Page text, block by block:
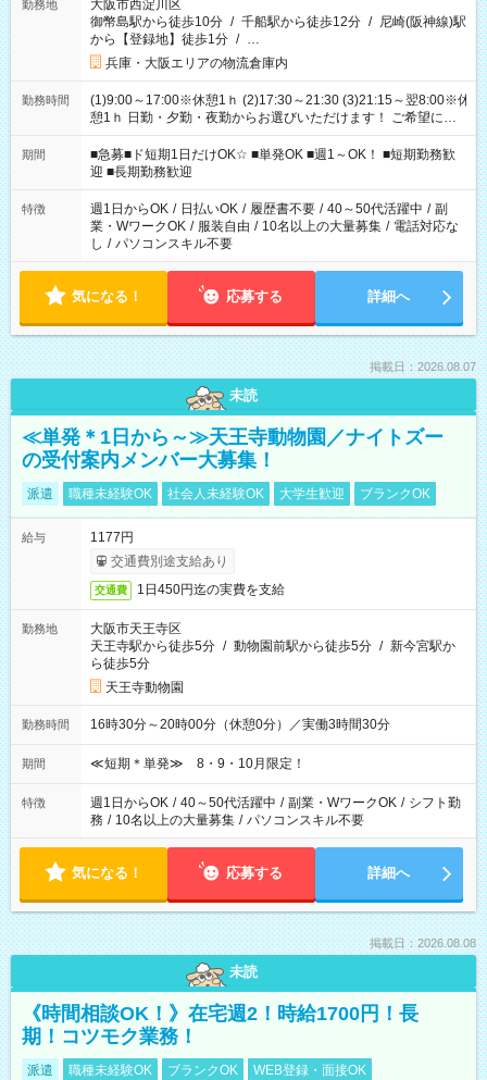
勤務地
大阪市西淀川区
御幣島駅から徒歩10分 / 千船駅から徒歩12分 / 尼崎(阪神線)駅
から【登録地】徒歩1分 / …
兵庫・大阪エリアの物流倉庫内
勤務時間
(1)9:00～17:00※休憩1ｈ (2)17:30～21:30 (3)21:15～翌8:00※休
憩1ｈ 日勤・夕勤・夜勤からお選びいただけます！ ご希望に合
わせて働けるお仕事です(*^^*) 【その他選べる勤務時間】 8-17
時/9-17時/9-18時/10-18時/11-21時/18-22時/20-翌4時/21-翌5
時/22-翌6時/0-翌8時 ご自身のご都合で選んで頂ける完全自由シ
フト！
期間
■急募■ド短期1日だけOK☆ ■単発OK ■週1～OK！ ■短期勤務歓
迎 ■長期勤務歓迎
特徴 週1日からOK / 日払いOK / 履歴書不要 / 40～50代活躍中 / 副
業・WワークOK / 服装自由 / 10名以上の大量募集 / 電話対応な
し / パソコンスキル不要
気になる！ 応募する 詳細へ
掲載日：2026.08.07
未読
≪単発＊1日から～≫天王寺動物園／ナイトズー
の受付案内メンバー大募集！
派遣 職種未経験OK 社会人未経験OK 大学生歓迎 ブランクOK
給与
1177円
交通費別途支給あり
交通費 1日450円迄の実費を支給
勤務地
大阪市天王寺区
天王寺駅から徒歩5分 / 動物園前駅から徒歩5分 / 新今宮駅か
ら徒歩5分
天王寺動物園
勤務時間 16時30分～20時00分（休憩0分）／実働3時間30分
期間 ≪短期＊単発≫ 8・9・10月限定！
特徴 週1日からOK / 40～50代活躍中 / 副業・WワークOK / シフト勤
務 / 10名以上の大量募集 / パソコンスキル不要
気になる！ 応募する 詳細へ
掲載日：2026.08.08
未読
《時間相談OK！》在宅週2！時給1700円！長
期！コツモク業務！
派遣 職種未経験OK ブランクOK WEB登録・面接OK